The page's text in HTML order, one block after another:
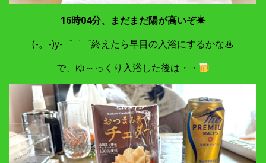
16時04分、まだまだ陽が高いぞ☀
(-。-)y-゜゜゜終えたら早目の入浴にするかな♨
で、ゆ～っくり入浴した後は・・